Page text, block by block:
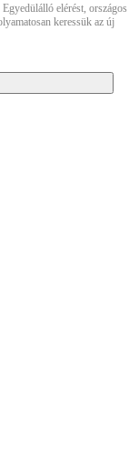
elérést, országos
keressük az új